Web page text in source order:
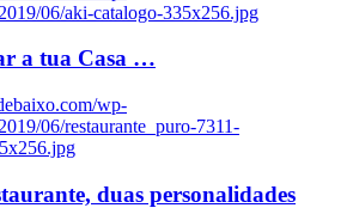
06/aki-catalogo-335x256.jpg
a tua Casa …
wp-
06/restaurante_puro-7311-
duas personalidades